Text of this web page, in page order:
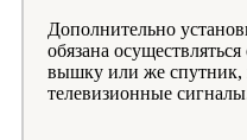
Дополнительно
обязана
вышку или же спутник,
телевизионные